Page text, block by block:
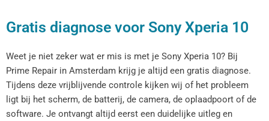
Gratis diagnose voor Sony Xperia 10
Weet je niet zeker wat er mis is met je Sony Xperia 10? Bij
Prime Repair in Amsterdam krijg je altijd een gratis diagnose.
Tijdens deze vrijblijvende controle kijken wij of het probleem
ligt bij het scherm, de batterij, de camera, de oplaadpoort of de
software. Je ontvangt altijd eerst een duidelijke uitleg en